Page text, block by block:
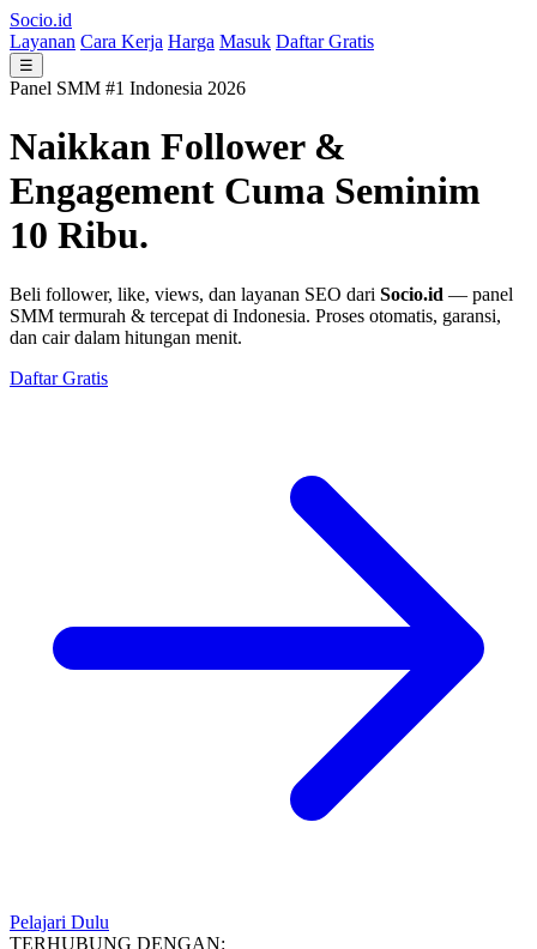
Socio.id
Layanan Cara Kerja Harga Masuk Daftar Gratis
☰
Panel SMM #1 Indonesia 2026
Naikkan Follower &
Engagement Cuma Seminim
10 Ribu.
Beli follower, like, views, dan layanan SEO dari Socio.id — panel
SMM termurah & tercepat di Indonesia. Proses otomatis, garansi,
dan cair dalam hitungan menit.
Daftar Gratis
Pelajari Dulu
TERHUBUNG DENGAN: